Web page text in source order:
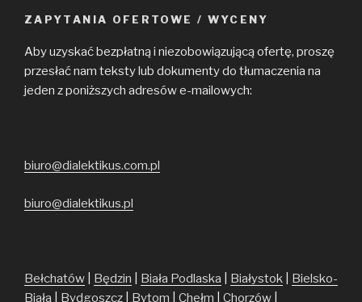
ZAPYTANIA OFERTOWE / WYCENY
Aby uzyskać bezpłatną i niezobowiązującą ofertę, proszę
przesłać nam teksty lub dokumenty do tłumaczenia na
jeden z poniższych adresów e-mailowych:
biuro@dialektikus.com.pl
biuro@dialektikus.pl
Bełchatów Będzin Biała Podlaska Białystok
Bielsko-
Biała
Bydgoszcz Bytom Chełm Chorzów